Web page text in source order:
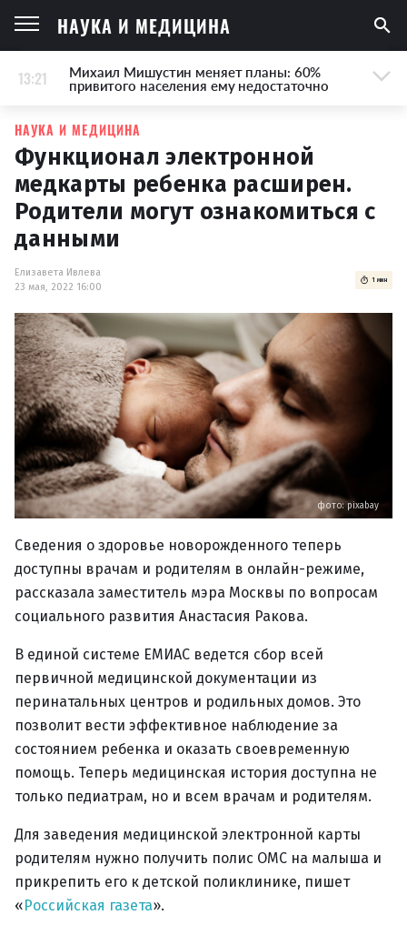
НАУКА И МЕДИЦИНА
13:21 Михаил Мишустин меняет планы: 60%
привитого населения ему недостаточно
НАУКА И МЕДИЦИНА
Функционал электронной
медкарты ребенка расширен.
Родители могут ознакомиться с
данными
Елизавета Ивлева
23 мая, 2022 16:00
1 мин
фото: pixabay
Сведения о здоровье новорожденного теперь
доступны врачам и родителям в онлайн-режиме,
рассказала заместитель мэра Москвы по вопросам
социального развития Анастасия Ракова.
В единой системе ЕМИАС ведется сбор всей
первичной медицинской документации из
перинатальных центров и родильных домов. Это
позволит вести эффективное наблюдение за
состоянием ребенка и оказать своевременную
помощь. Теперь медицинская история доступна не
только педиатрам, но и всем врачам и родителям.
Для заведения медицинской электронной карты
родителям нужно получить полис ОМС на малыша и
прикрепить его к детской поликлинике, пишет
«Российская газета».